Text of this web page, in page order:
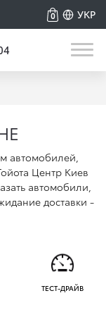
УКР
0
автомобилей,
Центр Киев
автомобили,
доставки -
ТЕСТ-ДРАЙВ